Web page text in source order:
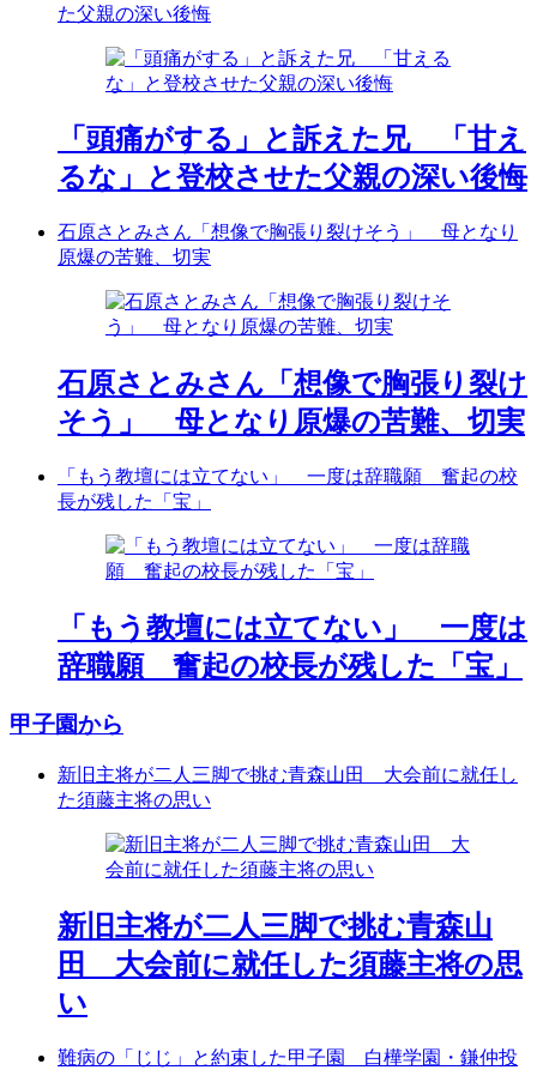
た父親の深い後悔
「頭痛がする」と訴えた兄 「甘え
るな」と登校させた父親の深い後悔
石原さとみさん「想像で胸張り裂けそう」 母となり
原爆の苦難、切実
石原さとみさん「想像で胸張り裂け
そう」 母となり原爆の苦難、切実
「もう教壇には立てない」 一度は辞職願 奮起の校
長が残した「宝」
「もう教壇には立てない」 一度は
辞職願 奮起の校長が残した「宝」
甲子園から
新旧主将が二人三脚で挑む青森山田 大会前に就任し
た須藤主将の思い
新旧主将が二人三脚で挑む青森山
田 大会前に就任した須藤主将の思
い
難病の「じじ」と約束した甲子園 白樺学園・鎌仲投